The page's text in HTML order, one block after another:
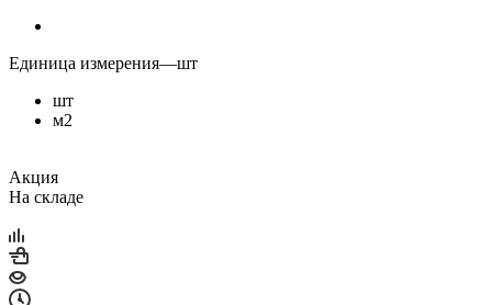
Единица измерения—шт
шт
м2
Акция
На складе